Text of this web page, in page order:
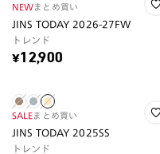
NEWまとめ買い
JINS TODAY 2026-27FW
トレンド
¥12,900
SALEまとめ買い
JINS TODAY 2025SS
トレンド